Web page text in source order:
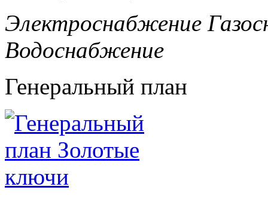
Электроснабжение
Водоснабжение
Генеральный план